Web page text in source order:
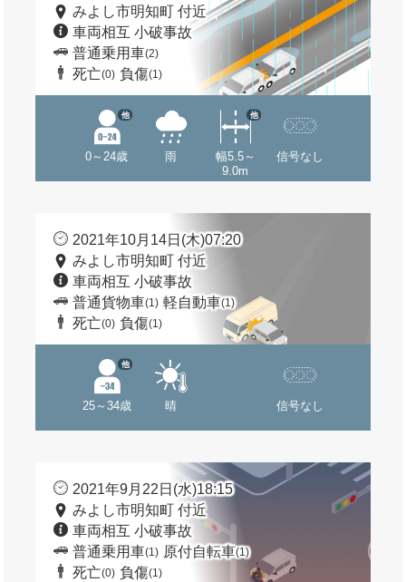
みよし市明知町 付近
車両相互 小破事故
普通乗用車(2)
死亡(0) 負傷(1)
0～24歳
他
雨
幅5.5～
9.0m
他
信号なし
2021年10月14日(木)07:20
みよし市明知町 付近
車両相互 小破事故
普通貨物車(1) 軽自動車(1)
死亡(0) 負傷(1)
25～34歳
他
晴 信号なし
2021年9月22日(水)18:15
みよし市明知町 付近
車両相互 小破事故
普通乗用車(1) 原付自転車(1)
死亡(0) 負傷(1)